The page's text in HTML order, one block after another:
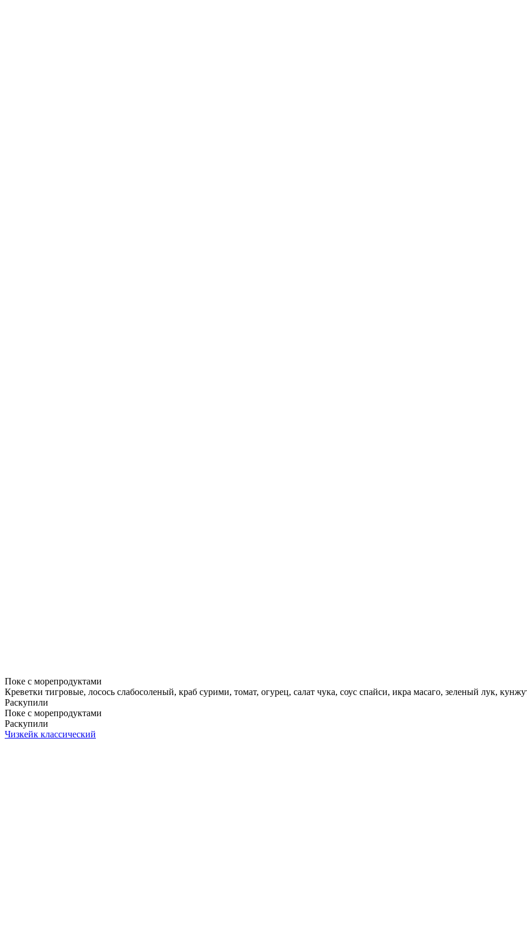
Поке с морепродуктами
Креветки тигровые, лосось слабосоленый, краб сурими, томат, огурец, салат чука, соус спайси, икра масаго, зеленый лук,
Раскупили
Поке с морепродуктами
Раскупили
Чизкейк классический